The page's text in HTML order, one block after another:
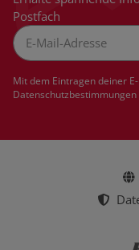
Postfach
Mit dem Eintragen deiner
Datenschutzbestimmungen